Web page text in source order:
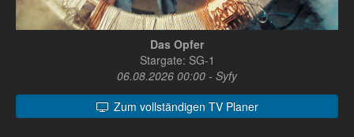
Das Opfer
Stargate: SG-1
06.08.2026 00:00 - Syfy
Zum vollständigen TV Planer